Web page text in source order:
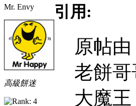
Mr. Envy
高級餅迷
引用:
原帖由
老餅
大魔